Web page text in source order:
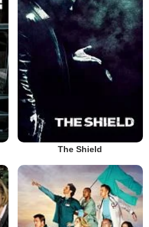
The Shield